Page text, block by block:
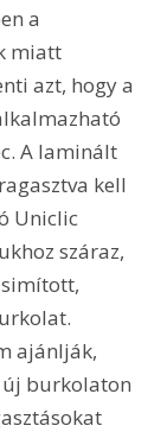
a
miatt
azt, hogy a
A laminált
kell
Uniclic
száraz,
ajánlják,
új burkolaton